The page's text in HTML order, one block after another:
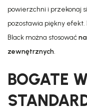
powierzchni i przekonaj
pozostawia piękny efekt.
Black można stosować
zewnętrznych.
BOGATE